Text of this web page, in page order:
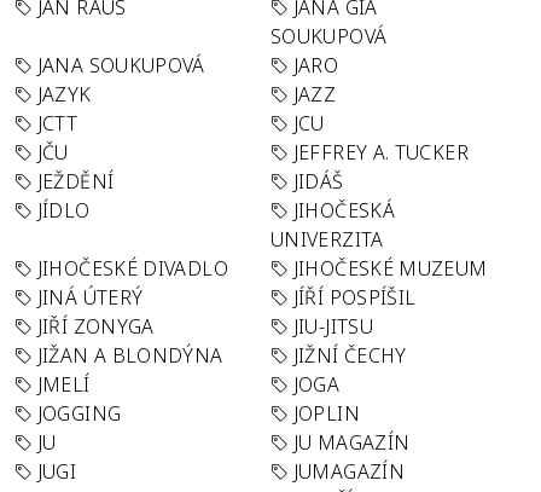
JAN RAUS
JANA GIA
SOUKUPOVÁ
JANA SOUKUPOVÁ
JARO
JAZYK
JAZZ
JCTT
JCU
JČU
JEFFREY A. TUCKER
JEŽDĚNÍ
JIDÁŠ
JÍDLO
JIHOČESKÁ
UNIVERZITA
JIHOČESKÉ DIVADLO
JIHOČESKÉ MUZEUM
JINÁ ÚTERÝ
JÍŘÍ POSPÍŠIL
JIŘÍ ZONYGA
JIU-JITSU
JIŽAN A BLONDÝNA
JIŽNÍ ČECHY
JMELÍ
JOGA
JOGGING
JOPLIN
JU
JU MAGAZÍN
JUGI
JUMAGAZÍN